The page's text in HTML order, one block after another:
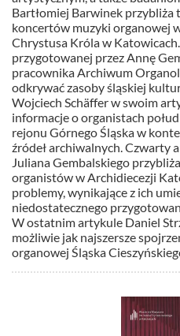
Bartłomiej Barwinek przybliża
koncertów muzyki organowej
Chrystusa Króla w
przygotowanej przez Annę
pracownika Archiwum
odkrywać zasoby śląskiej
Wojciech Schäffer w swoim
informacje o organistach
rejonu Górnego Śląska w
źródeł archiwalnych. Czwarty
Juliana Gembalskiego
organistów w Archidiecezji
problemy, wynikające z ich
niedostatecznego
W ostatnim artykule Daniel
możliwie jak najszersze
organowej Śląska